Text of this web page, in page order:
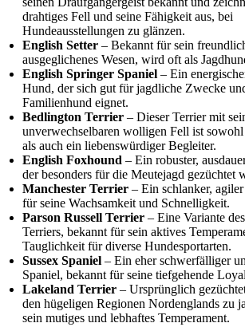
drahtiges Fell und seine Fähigkeit aus, bei
Hundeausstellungen zu glänzen.
English Setter – Bekannt für sein
ausgeglichenes Wesen, wird oft als
English Springer Spaniel – Ein
Hund, der sich gut für jagdliche Zwecke
Familienhund eignet.
Bedlington Terrier – Dieser Terrier mit
unverwechselbaren wolligen Fell ist
als auch ein liebenswürdiger Begleiter.
English Foxhound – Ein robuster,
der besonders für die Meutejagd gezüchtet
Manchester Terrier – Ein schlanker,
für seine Wachsamkeit und Schnelligkeit.
Parson Russell Terrier – Eine Variante
Terriers, bekannt für sein aktives
Tauglichkeit für diverse Hundesportarten.
Sussex Spaniel – Ein eher schwerfälliger
Spaniel, bekannt für seine tiefgehende
Lakeland Terrier – Ursprünglich
den hügeligen Regionen Nordenglands zu
sein mutiges und lebhaftes Temperament.